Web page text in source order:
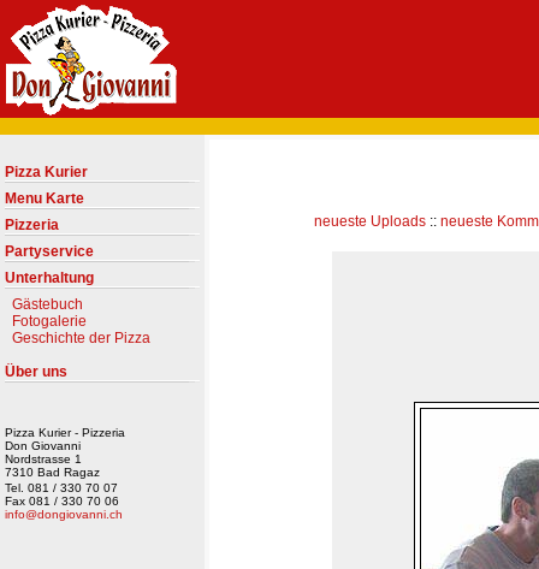
neueste Uploads :: neueste
Pizza Kurier
Menu Karte
Pizzeria
Partyservice
Unterhaltung
Gästebuch
Fotogalerie
Geschichte der Pizza
Über uns
Pizza Kurier - Pizzeria
Don Giovanni
Nordstrasse 1
7310 Bad Ragaz
Tel. 081 / 330 70 07
Fax 081 / 330 70 06
info@dongiovanni.ch